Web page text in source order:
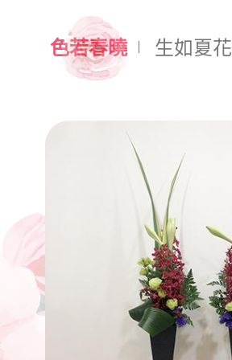
色若春曉 生如夏花